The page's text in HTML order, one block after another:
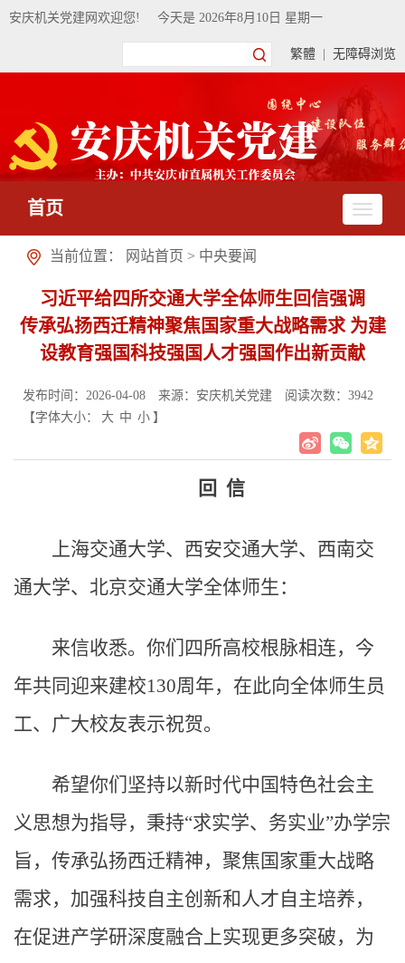
安庆机关党建网欢迎您! 今天是 2026年8月10日 星期一
繁體 无障碍浏览
首页
当前位置： 网站首页 > 中央要闻
习近平给四所交通大学全体师生回信强调
传承弘扬西迁精神聚焦国家重大战略需求 为建
设教育强国科技强国人才强国作出新贡献
发布时间：2026-04-08 来源：安庆机关党建 阅读次数： 3942
【字体大小：
大 中 小 】
回 信
上海交通大学、西安交通大学、西南交
通大学、北京交通大学全体师生：
来信收悉。你们四所高校根脉相连，今
年共同迎来建校130周年，在此向全体师生员
工、广大校友表示祝贺。
希望你们坚持以新时代中国特色社会主
义思想为指导，秉持“求实学、务实业”办学宗
旨，传承弘扬西迁精神，聚焦国家重大战略
需求，加强科技自主创新和人才自主培养，
在促进产学研深度融合上实现更多突破，为